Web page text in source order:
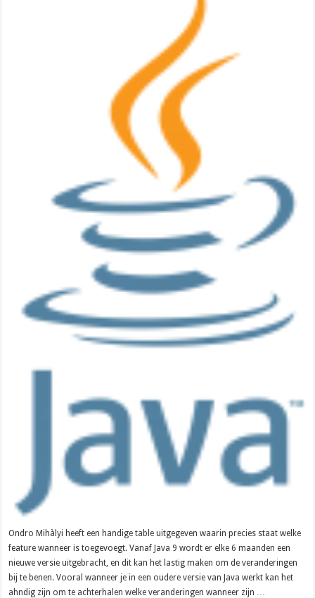
Ondro Mihàlyi heeft een handige table uitgegeven waarin precies staat welke
feature wanneer is toegevoegt. Vanaf Java 9 wordt er elke 6 maanden een
nieuwe versie uitgebracht, en dit kan het lastig maken om de veranderingen
bij te benen. Vooral wanneer je in een oudere versie van Java werkt kan het
ahndig zijn om te achterhalen welke veranderingen wanneer zijn …